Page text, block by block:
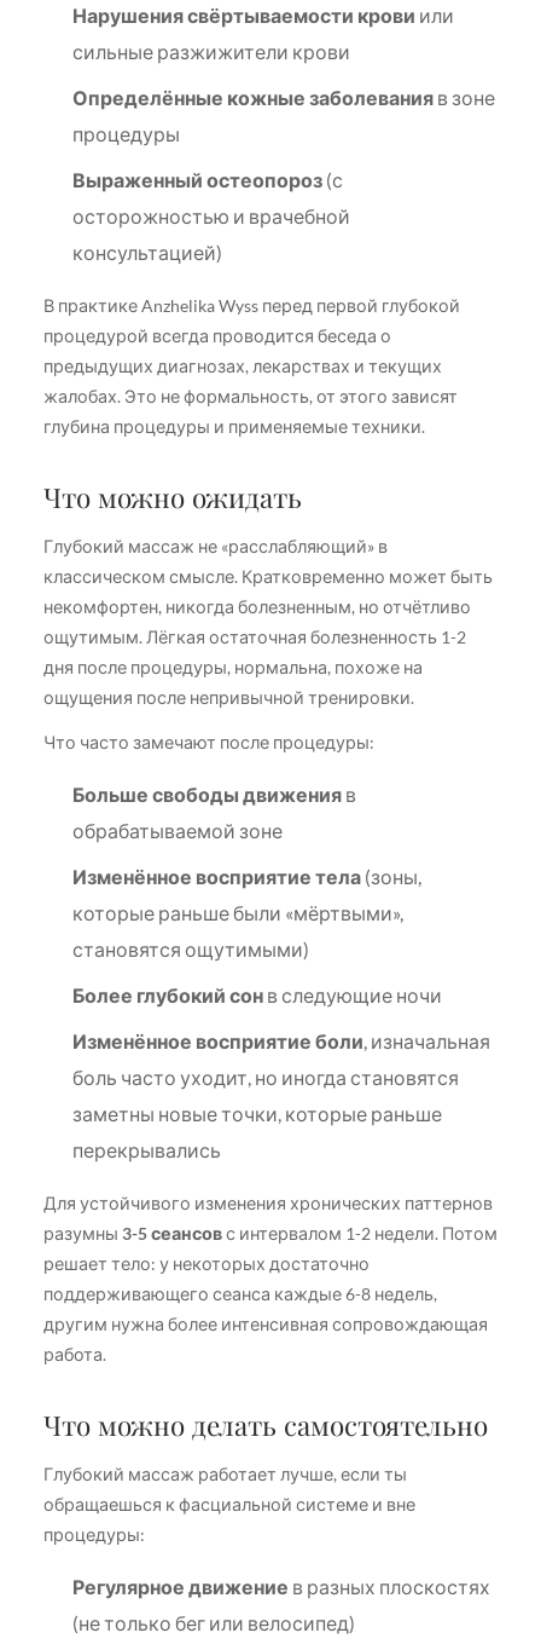
Нарушения свёртываемости крови или
сильные разжижители крови
Определённые кожные заболевания в зоне
процедуры
Выраженный остеопороз (с
осторожностью и врачебной
консультацией)
В практике Anzhelika Wyss перед первой глубокой
процедурой всегда проводится беседа о
предыдущих диагнозах, лекарствах и текущих
жалобах. Это не формальность, от этого зависят
глубина процедуры и применяемые техники.
Что можно ожидать
Глубокий массаж не «расслабляющий» в
классическом смысле. Кратковременно может быть
некомфортен, никогда болезненным, но отчётливо
ощутимым. Лёгкая остаточная болезненность 1-2
дня после процедуры, нормальна, похоже на
ощущения после непривычной тренировки.
Что часто замечают после процедуры:
Больше свободы движения в
обрабатываемой зоне
Изменённое восприятие тела (зоны,
которые раньше были «мёртвыми»,
становятся ощутимыми)
Более глубокий сон в следующие ночи
Изменённое восприятие боли, изначальная
боль часто уходит, но иногда становятся
заметны новые точки, которые раньше
перекрывались
Для устойчивого изменения хронических паттернов
разумны 3-5 сеансовс интервалом 1-2 недели. Потом
решает тело: у некоторых достаточно
поддерживающего сеанса каждые 6-8 недель,
другим нужна более интенсивная сопровождающая
работа.
Что можно делать самостоятельно
Глубокий массаж работает лучше, если ты
обращаешься к фасциальной системе и вне
процедуры:
Регулярное движение в разных плоскостях
(не только бег или велосипед)